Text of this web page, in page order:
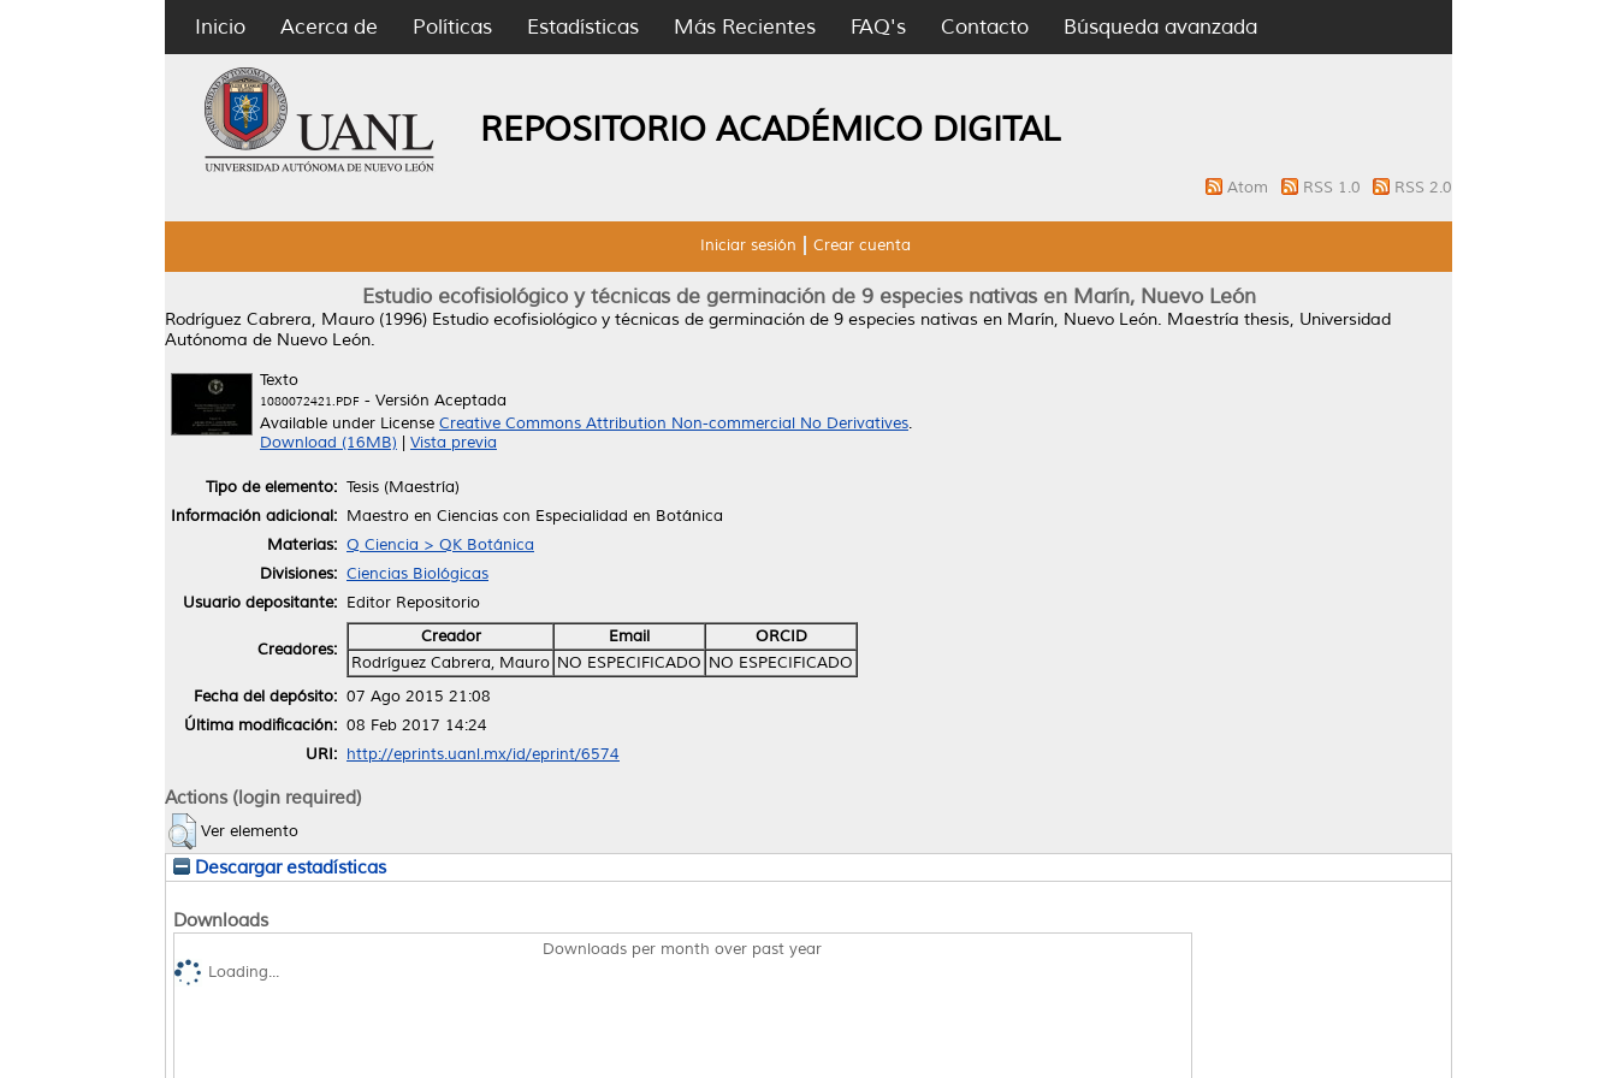
Inicio Acerca de Políticas Estadísticas Más Recientes FAQ's Contacto Búsqueda avanzada
REPOSITORIO ACADÉMICO DIGITAL
Atom RSS 1.0 RSS 2.0
Iniciar sesión Crear cuenta
Estudio ecofisiológico y técnicas de germinación de 9 especies nativas en Marín, Nuevo León
Rodríguez Cabrera, Mauro (1996) Estudio ecofisiológico y técnicas de germinación de 9 especies nativas en Marín, Nuevo León. Maestría thesis, Universidad
Autónoma de Nuevo León.
Texto
1080072421.PDF - Versión Aceptada
Available under License Creative Commons Attribution Non-commercial No Derivatives.
Download (16MB)
Vista previa
Tipo de elemento: Tesis (Maestría)
Información adicional: Maestro en Ciencias con Especialidad en Botánica
Materias: Q Ciencia > QK Botánica
Divisiones: Ciencias Biológicas
Usuario depositante: Editor Repositorio
Creadores:
Creador Email
ORCID
Rodríguez Cabrera, Mauro NO ESPECIFICADO NO ESPECIFICADO
Fecha del depósito: 07 Ago 2015 21:08
Última modificación: 08 Feb 2017 14:24
URI: http://eprints.uanl.mx/id/eprint/6574
Actions (login required)
Ver elemento
Descargar estadísticas
Downloads
Downloads per month over past year
Loading...